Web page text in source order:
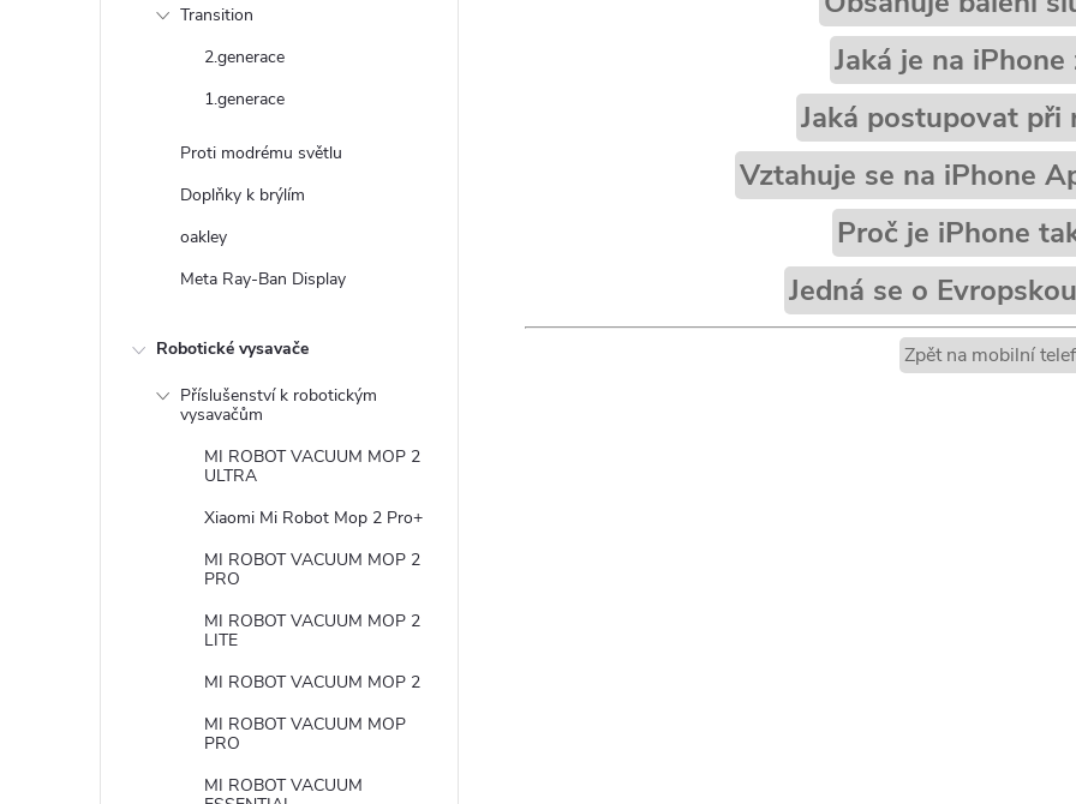
Transition
2.generace
1.generace
Proti modrému světlu
Doplňky k brýlím
oakley
Meta Ray-Ban Display
Robotické vysavače
Příslušenství k robotickým
vysavačům
MI ROBOT VACUUM MOP 2
ULTRA
Xiaomi Mi Robot Mop 2 Pro+
MI ROBOT VACUUM MOP 2
PRO
MI ROBOT VACUUM MOP 2
LITE
MI ROBOT VACUUM MOP 2
MI ROBOT VACUUM MOP
PRO
MI ROBOT VACUUM
Jaká je na iPhone
Jaká postupovat při
Vztahuje se na iPhone
Proč je iPhone
Jedná se o
Zpět na mobilní